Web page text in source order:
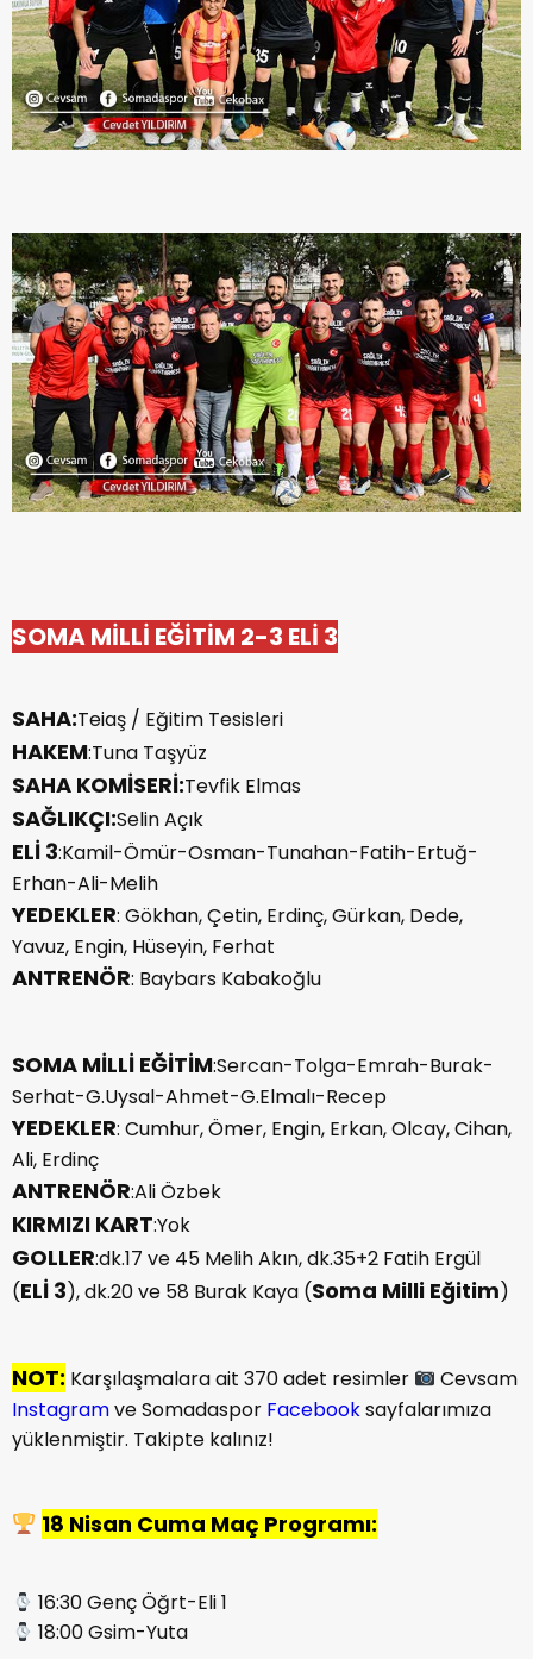
SOMA MİLLİ EĞİTİM 2-3 ELİ 3
SAHA:Teiaş / Eğitim Tesisleri
HAKEM:Tuna Taşyüz
SAHA KOMİSERİ:Tevfik Elmas
SAĞLIKÇI:Selin Açık
ELİ 3:Kamil-Ömür-Osman-Tunahan-Fatih-Ertuğ-
Erhan-Ali-Melih
YEDEKLER: Gökhan, Çetin, Erdinç, Gürkan, Dede,
Yavuz, Engin, Hüseyin, Ferhat
ANTRENÖR: Baybars Kabakoğlu
SOMA MİLLİ EĞİTİM:Sercan-Tolga-Emrah-Burak-
Serhat-G.Uysal-Ahmet-G.Elmalı-Recep
YEDEKLER: Cumhur, Ömer, Engin, Erkan, Olcay, Cihan,
Ali, Erdinç
ANTRENÖR:Ali Özbek
KIRMIZI KART:Yok
GOLLER:dk.17 ve 45 Melih Akın, dk.35+2 Fatih Ergül
(ELİ 3), dk.20 ve 58 Burak Kaya (Soma Milli Eğitim)
NOT: Karşılaşmalara ait 370 adet resimler
Cevsam
Instagramve Somadaspor Facebooksayfalarımıza
yüklenmiştir. Takipte kalınız!
18 Nisan Cuma Maç Programı:
16:30 Genç Öğrt-Eli 1
18:00 Gsim-Yuta